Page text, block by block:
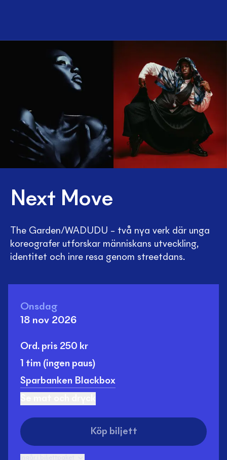
Next Move
The Garden/WADUDU – två nya verk där unga
koreografer utforskar människans utveckling,
identitet och inre resa genom streetdans.
Onsdag
18 nov 2026
Ord. pris 250 kr
1 tim (ingen paus)
Sparbanken Blackbox
Köp biljett